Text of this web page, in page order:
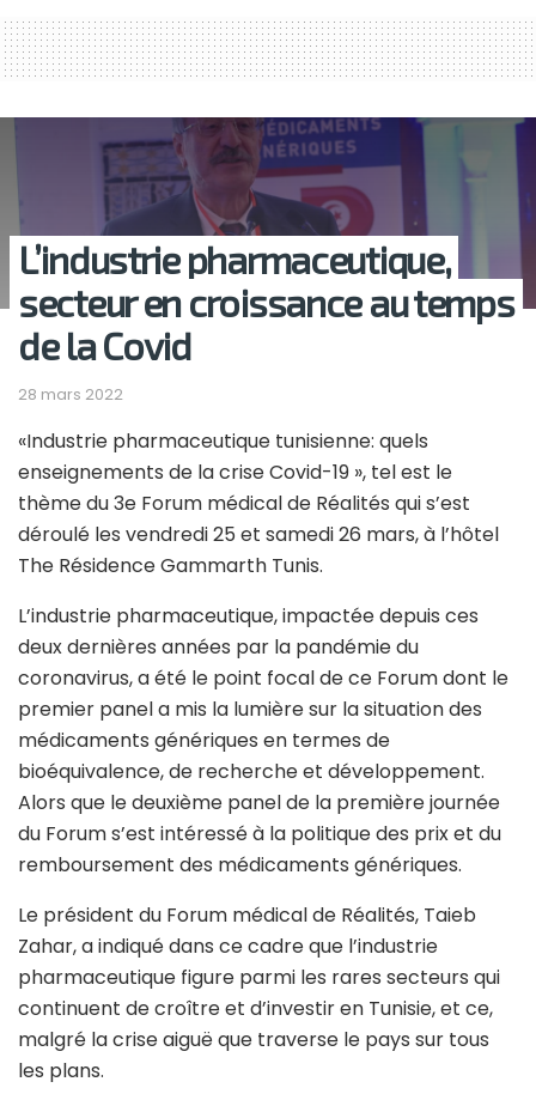
L’industrie pharmaceutique,
secteur en croissance au temps
de la Covid
28 mars 2022
«Industrie pharmaceutique tunisienne: quels
enseignements de la crise Covid-19 », tel est le
thème du 3e Forum médical de Réalités qui s’est
déroulé les vendredi 25 et samedi 26 mars, à l’hôtel
The Résidence Gammarth Tunis.
L’industrie pharmaceutique, impactée depuis ces
deux dernières années par la pandémie du
coronavirus, a été le point focal de ce Forum dont le
premier panel a mis la lumière sur la situation des
médicaments génériques en termes de
bioéquivalence, de recherche et développement.
Alors que le deuxième panel de la première journée
du Forum s’est intéressé à la politique des prix et du
remboursement des médicaments génériques.
Le président du Forum médical de Réalités, Taieb
Zahar, a indiqué dans ce cadre que l’industrie
pharmaceutique figure parmi les rares secteurs qui
continuent de croître et d’investir en Tunisie, et ce,
malgré la crise aiguë que traverse le pays sur tous
les plans.